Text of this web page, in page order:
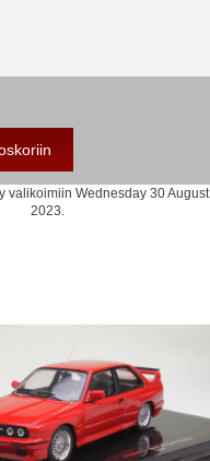
valikoimiin Wednesday 30 August,
2023.